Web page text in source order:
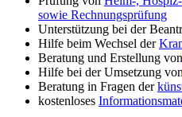
sowie Rechnungsprüfung
Unterstützung bei der
Hilfe beim Wechsel der
Beratung und Erstellung von
Hilfe bei der Umsetzung von
Beratung in Fragen der
kostenloses